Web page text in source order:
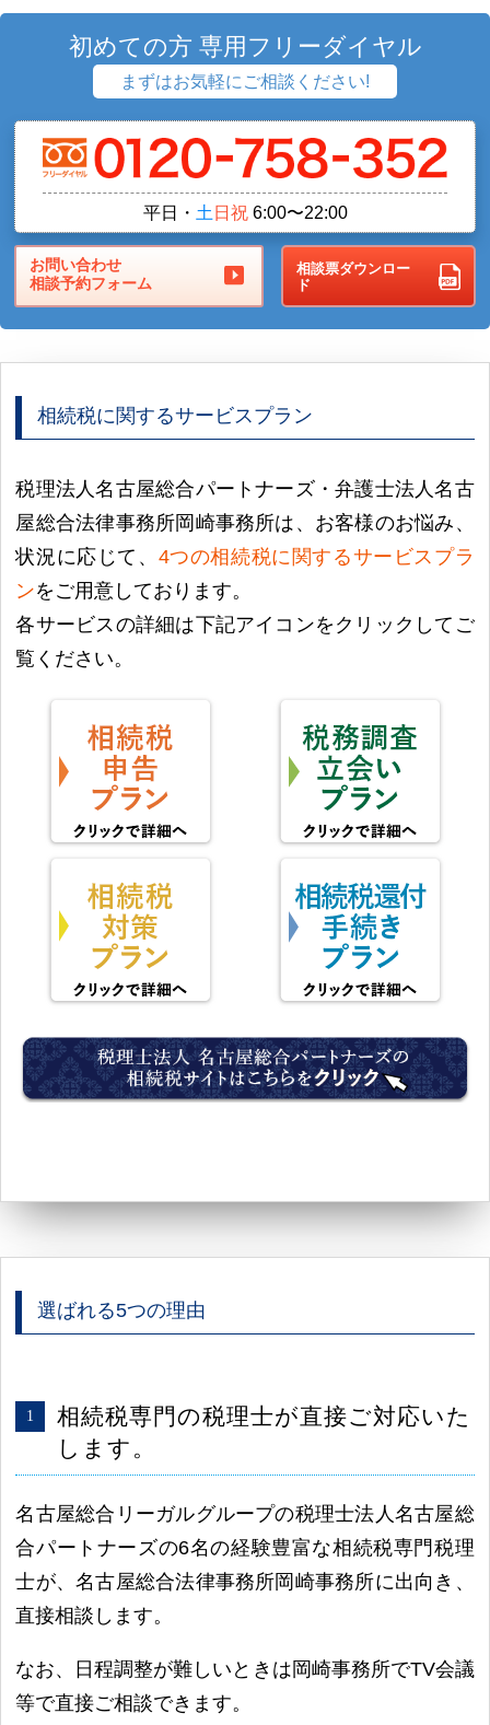
初めての方 専用フリーダイヤル
まずはお気軽にご相談ください!
平日・ 土 日祝6:00〜22:00
お問い合わせ
相談予約フォーム
相談票ダウンロー
ド
相続税に関するサービスプラン
税理法人名古屋総合パートナーズ・弁護士法人名古
屋総合法律事務所岡崎事務所は、お客様のお悩み、
状況に応じて、 4つの相続税に関するサービスプラ
ンをご用意しております。
各サービスの詳細は下記アイコンをクリックしてご
覧ください。
選ばれる5つの理由
相続税専門の税理士が直接ご対応いた
します。
名古屋総合リーガルグループの税理士法人名古屋総
合パートナーズの6名の経験豊富な相続税専門税理
士が、名古屋総合法律事務所岡崎事務所に出向き、
直接相談します。
なお、日程調整が難しいときは岡崎事務所でTV会議
等で直接ご相談できます。